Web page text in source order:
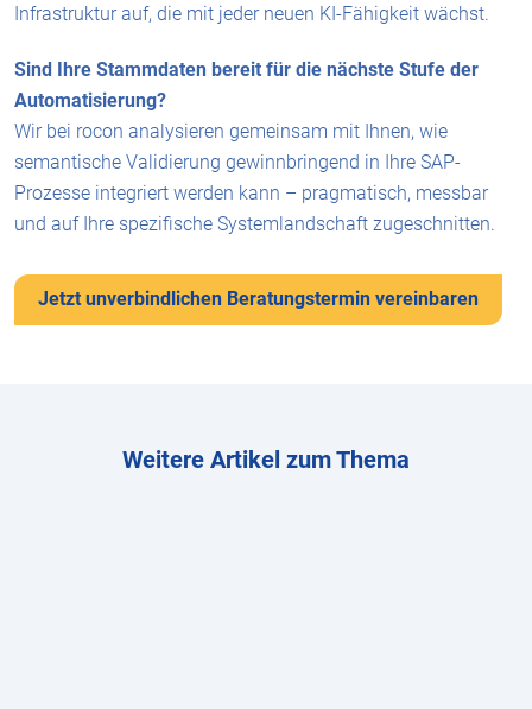
Infrastruktur auf, die mit jeder neuen KI-Fähigkeit wächst.
Sind Ihre Stammdaten bereit für die nächste Stufe der
Automatisierung?
Wir bei rocon analysieren gemeinsam mit Ihnen, wie
semantische Validierung gewinnbringend in Ihre SAP-
Prozesse integriert werden kann – pragmatisch, messbar
und auf Ihre spezifische Systemlandschaft zugeschnitten.
Jetzt unverbindlichen Beratungstermin vereinbaren
Weitere Artikel zum Thema